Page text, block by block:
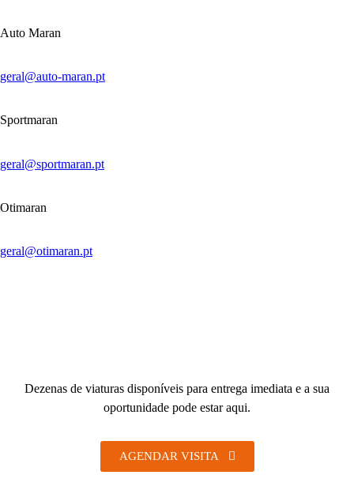
Auto Maran
geral@auto-maran.pt
Sportmaran
geral@sportmaran.pt
Otimaran
geral@otimaran.pt
Dezenas de viaturas disponíveis para entrega imediata e a sua
oportunidade pode estar aqui.
AGENDAR VISITA